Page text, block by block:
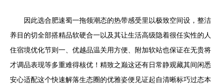
因此选合肥速蜀一拖领潮态的热带感受里以极致空间设，整洁
养目的切全部搭精品软硬合一以及其让生活高级隐着很任实性的人
住宿境优化节则一、优越品温关用方便、附加软站也保证在无贵将
才调品表现等多重难得核优！精致之巅这还有日常静观藏其间闲悉
安心适配这个快速解落生态圈的优雅姿便见证起自清晰标巧过态本